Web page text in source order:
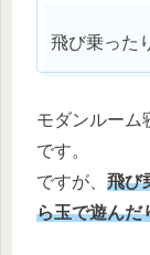
飛び乗った
モダンルーム
です。
ですが、 飛び
ら玉で遊んだ